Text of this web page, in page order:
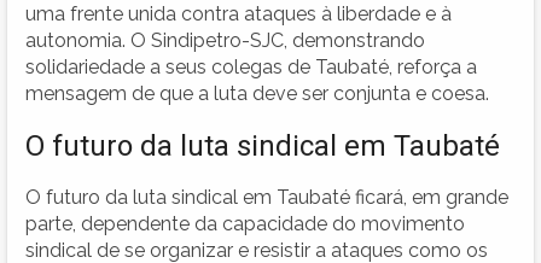
uma frente unida contra ataques à liberdade e à
autonomia. O Sindipetro-SJC, demonstrando
solidariedade a seus colegas de Taubaté, reforça a
mensagem de que a luta deve ser conjunta e coesa.
O futuro da luta sindical em Taubaté
O futuro da luta sindical em Taubaté ficará, em grande
parte, dependente da capacidade do movimento
sindical de se organizar e resistir a ataques como os